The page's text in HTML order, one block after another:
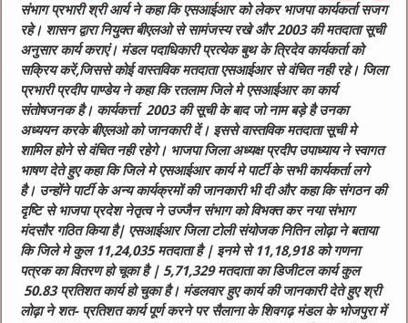
संभाग प्रभारी श्री आर्य ने कहा कि एसआईआर को लेकर भाजपा कार्यकर्ता सजग
रहे। शासन द्वारा नियुक्त बीएलओ से सामंजस्य रखे और 2003 की मतदाता सूची
अनुसार कार्य कराएं। मंडल पदाधिकारी प्रत्येक बुथ के त्रिदेव कार्यकर्ता को
सक्रिय करें,जिससे कोई वास्तविक मतदाता एसआईआर से वंचित नही रहे। जिला
प्रभारी प्रदीप पाण्डेय ने कहा कि रतलाम जिले मे एसआईआर का कार्य
संतोषजनक है। कार्यकर्त्ता 2003 की सूची के बाद जो नाम बड़े है उनका
अध्ययन करके बीएलओ को जानकारी दें। इससे वास्तविक मतदाता सूची मे
शामिल होने से वंचित नही रहेगे। भाजपा जिला अध्यक्ष प्रदीप उपाध्याय ने स्वागत
भाषण देते हुए कहा कि जिले मे एसआईआर कार्य मे पार्टी के सभी कार्यकर्ता लगे
है। उन्होंने पार्टी के अन्य कार्यक्रमों की जानकारी भी दी और कहा कि संगठन की
दृष्टि से भाजपा प्रदेश नेतृत्व ने उज्जैन संभाग को विभक्त कर नया संभाग
मंदसौर गठित किया है| एसआईआर जिला टोली संयोजक नितिन लोढ़ा ने बताया
कि जिले मे कुल 11,24,035 मतदाता है | इनमे से 11,18,918 को गणना
पत्रक का वितरण हो चूका है | 5,71,329 मतदाता का डिजीटल कार्य कुल
50.83 प्रतिशत कार्य हो चुका है। मंडलवार हुए कार्य की जानकारी देते हुए श्री
लोढ़ा ने शत- प्रतिशत कार्य पूर्ण करने पर सैलाना के शिवगढ़ मंडल के भोजपुरा में